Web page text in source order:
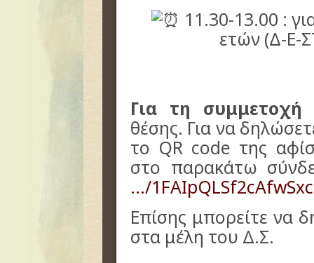
11.30-13.00 :
ετών (Δ-Ε-
Για τη συμμετοχή
θέσης. Για να
το QR code της
στο παρακάτω
…/
Επίσης μπορείτε να
στα μέλη του Δ.Σ.